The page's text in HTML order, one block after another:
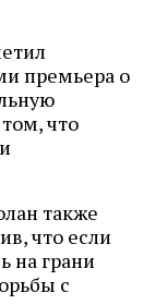
премьера о
что
также
что если
на грани
с